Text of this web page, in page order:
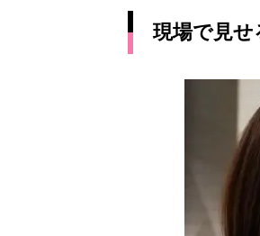
現場で見せ